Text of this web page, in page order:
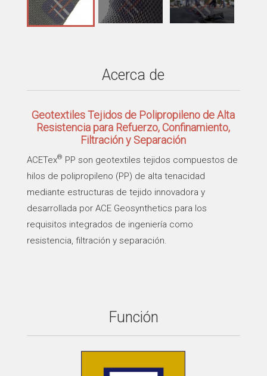
Acerca de
Geotextiles Tejidos de Polipropileno de Alta
Resistencia para Refuerzo, Confinamiento,
Filtración y Separación
ACETex® PP son geotextiles tejidos compuestos de
hilos de polipropileno (PP) de alta tenacidad
mediante estructuras de tejido innovadora y
desarrollada por ACE Geosynthetics para los
requisitos integrados de ingeniería como
resistencia, filtración y separación.
Función